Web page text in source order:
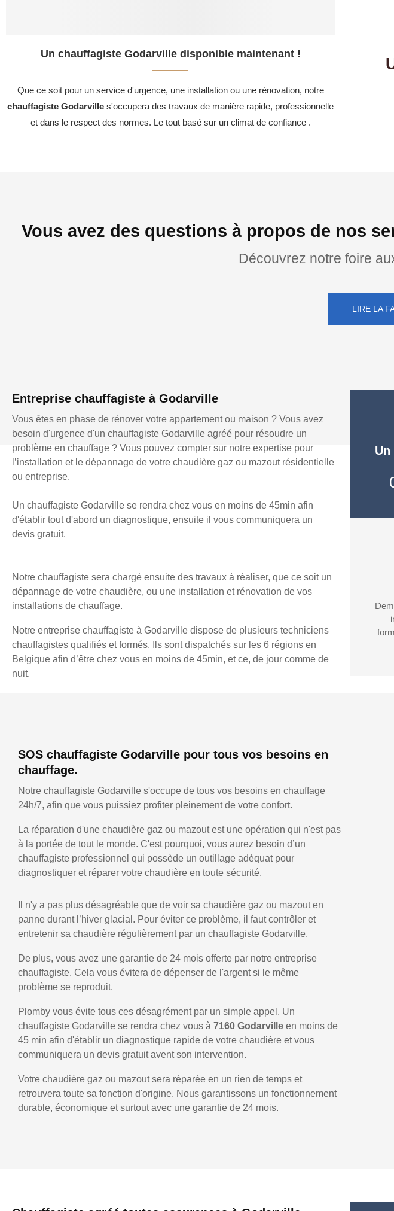
Un chauffagiste Godarville disponible maintenant !
Que ce soit pour un service d'urgence, une installation ou une rénovation, notre
chauffagiste Godarville s'occupera des travaux de manière rapide, professionnelle
et dans le respect des normes. Le tout basé sur un climat de confiance .
Vous avez des questions à propos de nos
Découvrez notre foire
LIRE LA
Entreprise chauffagiste à Godarville
Vous êtes en phase de rénover votre appartement ou maison ? Vous avez
besoin d'urgence d'un chauffagiste Godarville agréé pour résoudre un
problème en chauffage ? Vous pouvez compter sur notre expertise pour
l’installation et le dépannage de votre chaudière gaz ou mazout résidentielle
ou entreprise.
Un chauffagiste Godarville se rendra chez vous en moins de 45min afin
d'établir tout d'abord un diagnostique, ensuite il vous communiquera un
devis gratuit.
Notre chauffagiste sera chargé ensuite des travaux à réaliser, que ce soit un
dépannage de votre chaudière, ou une installation et rénovation de vos
installations de chauffage.
Notre entreprise chauffagiste à Godarville dispose de plusieurs techniciens
chauffagistes qualifiés et formés. Ils sont dispatchés sur les 6 régions en
Belgique afin d’être chez vous en moins de 45min, et ce, de jour comme de
nuit.
Un
SOS chauffagiste Godarville pour tous vos besoins en
chauffage.
Notre chauffagiste Godarville s'occupe de tous vos besoins en chauffage
24h/7, afin que vous puissiez profiter pleinement de votre confort.
La réparation d'une chaudière gaz ou mazout est une opération qui n'est pas
à la portée de tout le monde. C'est pourquoi, vous aurez besoin d’un
chauffagiste professionnel qui possède un outillage adéquat pour
diagnostiquer et réparer votre chaudière en toute sécurité.
Il n'y a pas plus désagréable que de voir sa chaudière gaz ou mazout en
panne durant l’hiver glacial. Pour éviter ce problème, il faut contrôler et
entretenir sa chaudière régulièrement par un chauffagiste Godarville.
De plus, vous avez une garantie de 24 mois offerte par notre entreprise
chauffagiste. Cela vous évitera de dépenser de l'argent si le même
problème se reproduit.
Plomby vous évite tous ces désagrément par un simple appel. Un
chauffagiste Godarville se rendra chez vous à 7160 Godarville en moins de
45 min afin d'établir un diagnostique rapide de votre chaudière et vous
communiquera un devis gratuit avent son intervention.
Votre chaudière gaz ou mazout sera réparée en un rien de temps et
retrouvera toute sa fonction d'origine. Nous garantissons un fonctionnement
durable, économique et surtout avec une garantie de 24 mois.